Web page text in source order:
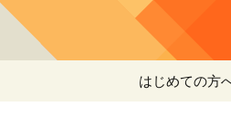
キ
プ
はじめての方